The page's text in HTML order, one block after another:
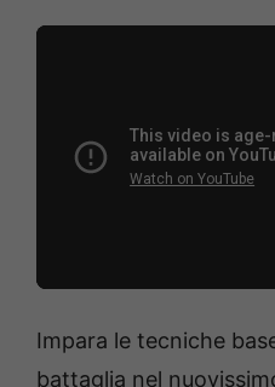
Impara le tecniche
battaglia nel